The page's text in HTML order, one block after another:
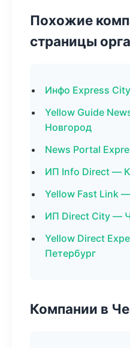
Похожие
страницы
Инфо Express
Yellow Guide
Новгород
News Portal
ИП Info Direct —
Yellow Fast Link
ИП Direct City —
Yellow Direct
Петербург
Компании в